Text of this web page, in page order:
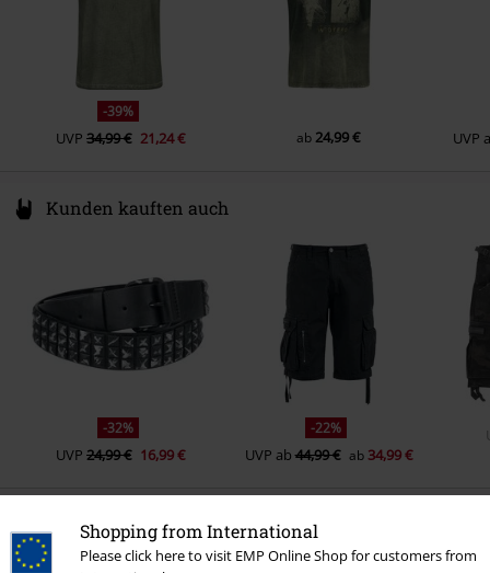
Shopping from International
Please click here to visit EMP Online Shop for customers from
-39%
UVP 34,99 € 21,24 € ab 24,99 € UVP
Kunden kauften auch
-32%
UVP 24,99 € 16,99 €
-22%
UVP ab44,99 € ab34,99 €